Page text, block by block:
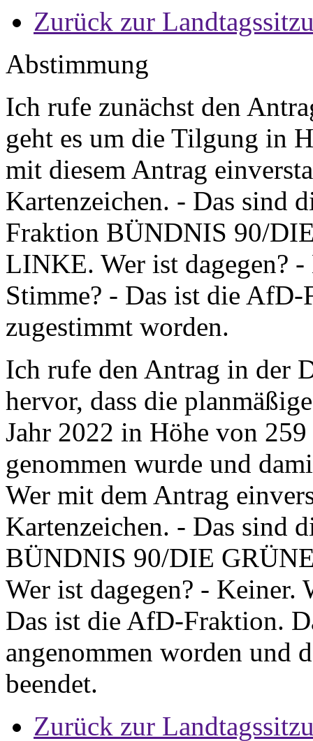
Zurück zur
Abstimmung
Ich rufe zunächst den
geht es um die Tilgung in
mit diesem Antrag
Kartenzeichen. - Das sind
Fraktion BÜNDNIS 90/
LINKE. Wer ist dagegen?
Stimme? - Das ist die
zugestimmt worden.
Ich rufe den Antrag in der
hervor, dass die
Jahr 2022 in Höhe von
genommen wurde und
Wer mit dem Antrag
Kartenzeichen. - Das sind
BÜNDNIS 90/DIE
Wer ist dagegen? - Keiner.
Das ist die AfD-Fraktion.
angenommen worden und
beendet.
Zurück zur